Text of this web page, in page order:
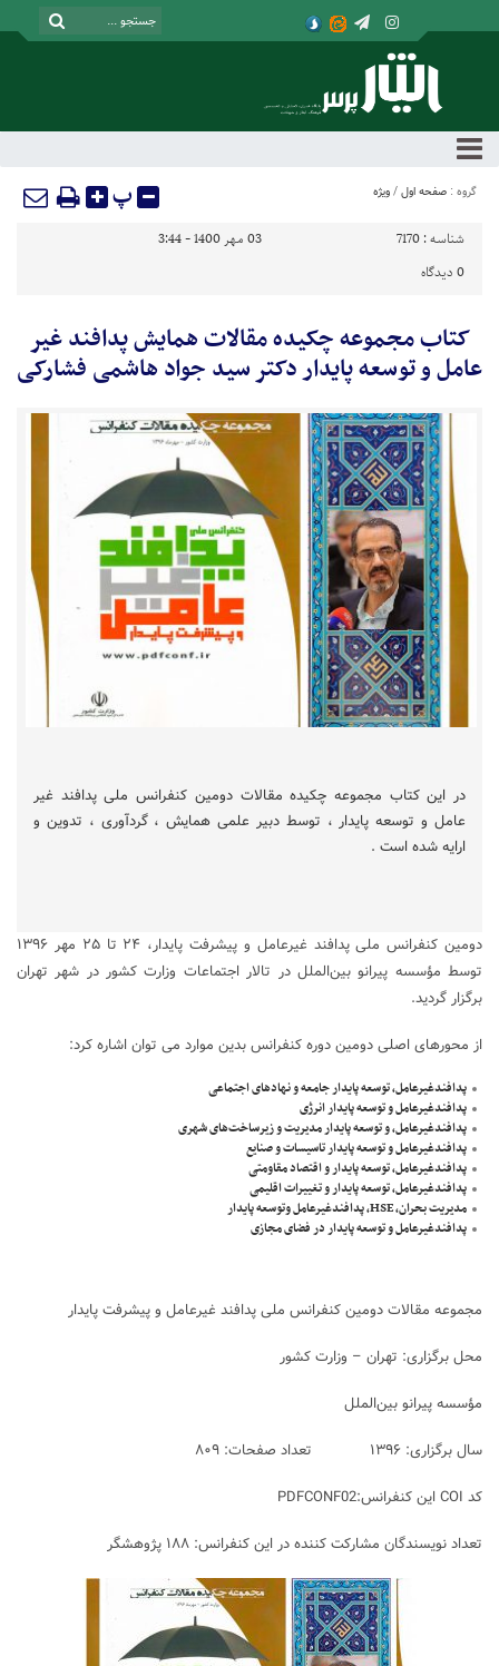
گروه : صفحه اول / ویژه پ
شناسه : 7170
03 مهر 1400 - 3:44
0 دیدگاه
کتاب مجموعه چکیده مقالات همایش پدافند غیر
عامل و توسعه پایدار دکتر سید جواد هاشمی فشارکی
در این کتاب مجموعه چکیده مقالات دومین کنفرانس ملی پدافند غیر
عامل و توسعه پایدار ، توسط دبیر علمی همایش ، گردآوری ، تدوین و
ارایه شده است .
دومین کنفرانس ملی پدافند غیرعامل و پیشرفت پایدار، ۲۴ تا ۲۵ مهر ۱۳۹۶
توسط مؤسسه پیرانو بین‌الملل در تالار اجتماعات وزارت کشور در شهر تهران
برگزار گردید.
از محورهای اصلی دومین دوره کنفرانس بدین موارد می توان اشاره کرد:
پدافندغیرعامل، توسعه پایدار جامعه و نهادهای اجتماعی
پدافندغیرعامل و توسعه پایدار انرژی
پدافندغیرعامل، و توسعه پایدار مدیریت و زیرساخت‌های شهری
پدافندغیرعامل و توسعه پایدار تاسیسات و صنایع
پدافندغیرعامل، توسعه پایدار و اقتصاد مقاومتی
پدافندغیرعامل، توسعه پایدار و تغییرات اقلیمی
مدیریت بحران، HSE، پدافندغیرعامل وتوسعه پایدار
پدافندغیرعامل و توسعه پایدار در فضای مجازی
مجموعه مقالات دومین کنفرانس ملی پدافند غیرعامل و پیشرفت پایدار
محل برگزاری: تهران – وزارت کشور
مؤسسه پيرانو بين‌الملل
سال برگزاری: ۱۳۹۶ تعداد صفحات: ۸۰۹
کد COI این کنفرانس:PDFCONF02
تعداد نویسندگان مشارکت کننده در این کنفرانس: ۱۸۸ پژوهشگر